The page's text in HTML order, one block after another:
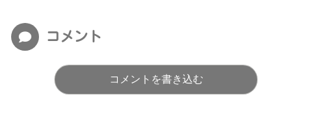
コメント
コメントを書き込む